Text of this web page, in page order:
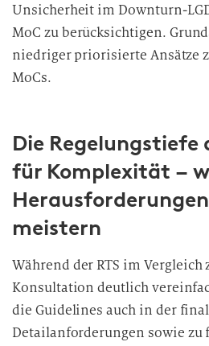
Unsicherheit im Downturn-
MoC zu berücksichtigen.
niedriger priorisierte Ansätze
MoCs.
Die Regelungstiefe
für Komplexität –
meistern
Während der RTS im Vergleich
Konsultation deutlich
die Guidelines auch in der
Detailanforderungen sowie zu